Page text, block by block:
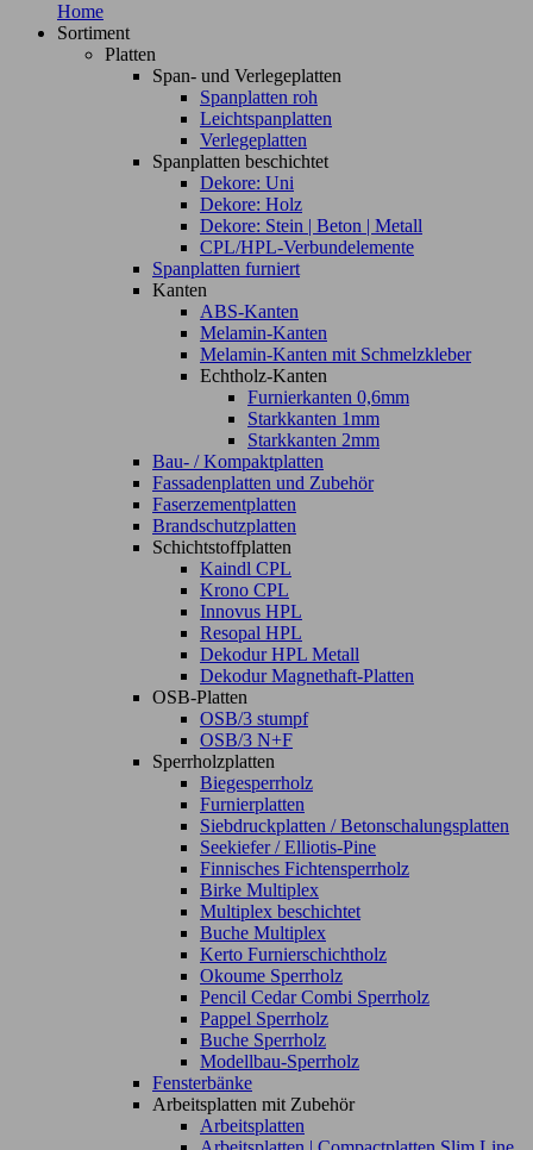
Home
Sortiment
Platten
Span- und Verlegeplatten
Spanplatten roh
Leichtspanplatten
Verlegeplatten
Spanplatten beschichtet
Dekore: Uni
Dekore: Holz
Dekore: Stein | Beton | Metall
CPL/HPL-Verbundelemente
Spanplatten furniert
Kanten
ABS-Kanten
Melamin-Kanten
Melamin-Kanten mit Schmelzkleber
Echtholz-Kanten
Furnierkanten 0,6mm
Starkkanten 1mm
Starkkanten 2mm
Bau- / Kompaktplatten
Fassadenplatten und Zubehör
Faserzementplatten
Brandschutzplatten
Schichtstoffplatten
Kaindl CPL
Krono CPL
Innovus HPL
Resopal HPL
Dekodur HPL Metall
Dekodur Magnethaft-Platten
OSB-Platten
OSB/3 stumpf
OSB/3 N+F
Sperrholzplatten
Biegesperrholz
Furnierplatten
Siebdruckplatten / Betonschalungsplatten
Seekiefer / Elliotis-Pine
Finnisches Fichtensperrholz
Birke Multiplex
Multiplex beschichtet
Buche Multiplex
Kerto Furnierschichtholz
Okoume Sperrholz
Pencil Cedar Combi Sperrholz
Pappel Sperrholz
Buche Sperrholz
Modellbau-Sperrholz
Fensterbänke
Arbeitsplatten mit Zubehör
Arbeitsplatten